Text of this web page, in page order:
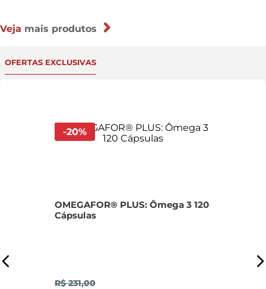
Veja mais produtos
OFERTAS EXCLUSIVAS
OMEGAFOR® PLUS: Ômega 3 120
Cápsulas
-20%
R$ 231,00